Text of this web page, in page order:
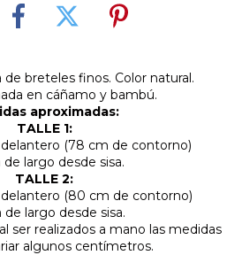
de breteles finos. Color natural.
en cáñamo y bambú.
aproximadas:
​TALLE 1:
(78 cm de contorno)
de largo desde sisa.
TALLE 2:
(80 cm de contorno)
de largo desde sisa.
ser realizados a mano las medidas
algunos centímetros.